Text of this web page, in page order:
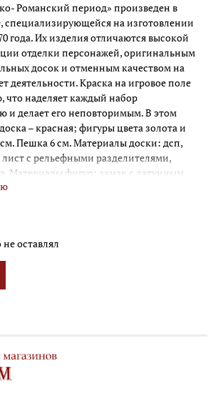
Романский период» произведен в
специализирующейся на изготовлении
года. Их изделия отличаются высокой
отделки персонажей, оригинальным
досок и отменным качеством на
деятельности. Краска на игровое поле
что наделяет каждый набор
и делает его неповторимым. В этом
– красная; фигуры цвета золота и
Пешка 6 см. Материалы доски: дсп,
с рельефными разделителями,
Материалы фигур: замак с латунным
Подарочные короба
оставлял